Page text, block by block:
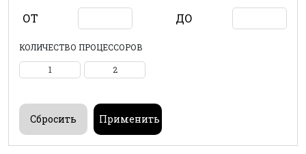
ОТ ДО
КОЛИЧЕСТВО ПРОЦЕССОРОВ
1 2